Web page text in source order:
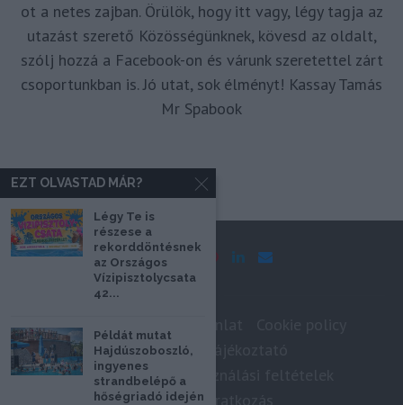
ot a netes zajban. Örülök, hogy itt vagy, légy tagja az
utazást szerető Közösségünknek, kövesd az oldalt,
szólj hozzá a Facebook-on és várunk szeretettel zárt
csoportunkban is. Jó utat, sok élményt! Kassay Tamás
Mr Spabook
Impresszum
Adatkezelési tájékoztató
Szerzői jogok, felhasználási feltételek
Hírlevél feliratkozás
EZT OLVASTAD MÁR?
Légy Te is
részese a
rekorddöntésnek
az Országos
Vízipisztolycsata
42...
Példát mutat
Hajdúszoboszló,
ingyenes
strandbelépő a
hőségriadó idején